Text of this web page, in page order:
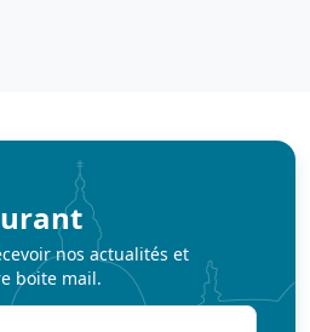
nos actualités et
boite mail.